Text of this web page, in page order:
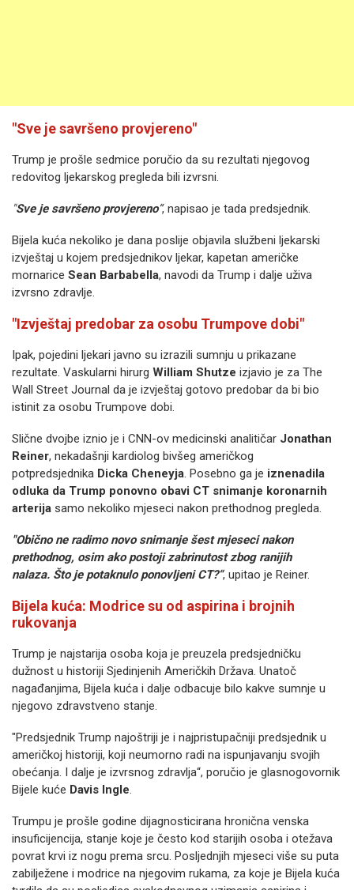
"Sve je savršeno provjereno"
Trump je prošle sedmice poručio da su rezultati njegovog
redovitog ljekarskog pregleda bili izvrsni.
"Sve je savršeno provjereno“, napisao je tada predsjednik.
Bijela kuća nekoliko je dana poslije objavila službeni ljekarski
izvještaj u kojem predsjednikov ljekar, kapetan američke
mornarice Sean Barbabella, navodi da Trump i dalje uživa
izvrsno zdravlje.
"Izvještaj predobar za osobu Trumpove dobi"
Ipak, pojedini ljekari javno su izrazili sumnju u prikazane
rezultate. Vaskularni hirurg William Shutze izjavio je za The
Wall Street Journal da je izvještaj gotovo predobar da bi bio
istinit za osobu Trumpove dobi.
Slične dvojbe iznio je i CNN-ov medicinski analitičar Jonathan
Reiner, nekadašnji kardiolog bivšeg američkog
potpredsjednika Dicka Cheneyja. Posebno ga je iznenadila
odluka da Trump ponovno obavi CT snimanje koronarnih
arterija samo nekoliko mjeseci nakon prethodnog pregleda.
"Obično ne radimo novo snimanje šest mjeseci nakon
prethodnog, osim ako postoji zabrinutost zbog ranijih
nalaza. Što je potaknulo ponovljeni CT?“, upitao je Reiner.
Bijela kuća: Modrice su od aspirina i brojnih
rukovanja
Trump je najstarija osoba koja je preuzela predsjedničku
dužnost u historiji Sjedinjenih Američkih Država. Unatoč
nagađanjima, Bijela kuća i dalje odbacuje bilo kakve sumnje u
njegovo zdravstveno stanje.
"Predsjednik Trump najoštriji je i najpristupačniji predsjednik u
američkoj historiji, koji neumorno radi na ispunjavanju svojih
obećanja. I dalje je izvrsnog zdravlja“, poručio je glasnogovornik
Bijele kuće Davis Ingle.
Trumpu je prošle godine dijagnosticirana hronična venska
insuficijencija, stanje koje je često kod starijih osoba i otežava
povrat krvi iz nogu prema srcu. Posljednjih mjeseci više su puta
zabilježene i modrice na njegovim rukama, za koje je Bijela kuća